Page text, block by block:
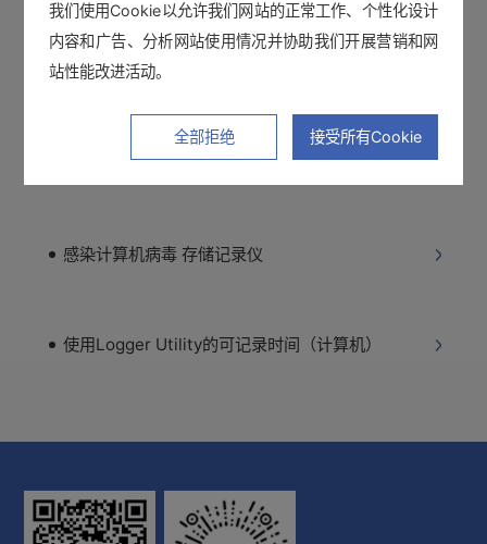
数据收集方法 无线数据采集仪
无线数据采集仪的数值不对 CVS输出
感染计算机病毒 存储记录仪
使用Logger Utility的可记录时间（计算机）
我们使用Cookie以允许我们网站的正常工作、个性化设计
内容和广告、分析网站使用情况并协助我们开展营销和网
站性能改进活动。
全部拒绝 接受所有Cookie